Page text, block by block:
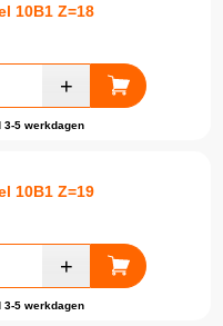
10B1 Z=18
3-5 werkdagen
10B1 Z=19
3-5 werkdagen